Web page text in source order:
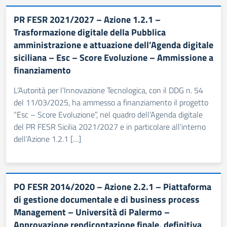
PR FESR 2021/2027 – Azione 1.2.1 –
Trasformazione digitale della Pubblica
amministrazione e attuazione dell’Agenda digitale
siciliana – Esc – Score Evoluzione – Ammissione a
finanziamento
L’Autorità per l’Innovazione Tecnologica, con il DDG n. 54
del 11/03/2025, ha ammesso a finanziamento il progetto
“Esc – Score Evoluzione”, nel quadro dell’Agenda digitale
del PR FESR Sicilia 2021/2027 e in particolare all’interno
dell’Azione 1.2.1 […]
PO FESR 2014/2020 – Azione 2.2.1 – Piattaforma
di gestione documentale e di business process
Management – Università di Palermo –